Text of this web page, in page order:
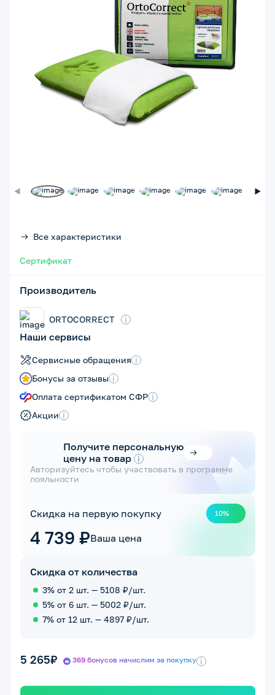
Все характеристики
Сертификат
Производитель
ORTOCORRECT i
Наши сервисы
Сервисные обращения i
Бонусы за отзывы i
Оплата сертификатом СФР i
Акции i
Получите персональную
цену на товар i
Авторизуйтесь чтобы участвовать в программе
лояльности
Скидка на первую покупку 10%
4 739 ₽Ваша цена
Скидка от количества
3% от 2 шт. — 5108 ₽/шт.
5% от 6 шт. — 5002 ₽/шт.
7% от 12 шт. — 4897 ₽/шт.
5 265₽ 369 бонусов начислим за покупку i